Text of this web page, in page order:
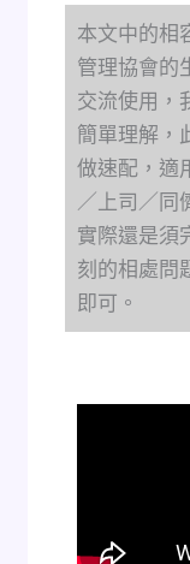
本文中的相
管理協會的
交流使用，
簡單理解，
做速配，適
／上司／同
實際還是須
刻的相處問
即可。